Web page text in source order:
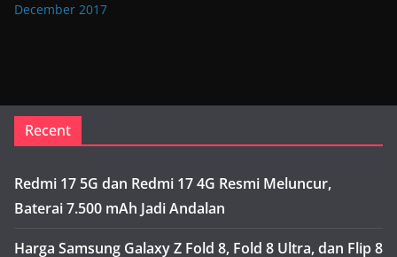
December 2017
Recent
Redmi 17 5G dan Redmi 17 4G Resmi Meluncur,
Baterai 7.500 mAh Jadi Andalan
Harga Samsung Galaxy Z Fold 8, Fold 8 Ultra, dan Flip 8